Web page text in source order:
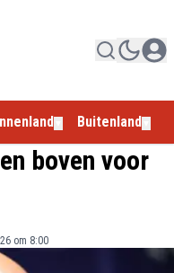
Buitenland
boven voor
om 8:00